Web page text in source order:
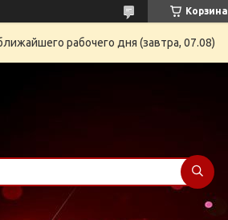
Корзина
рабочего дня (завтра, 07.08)